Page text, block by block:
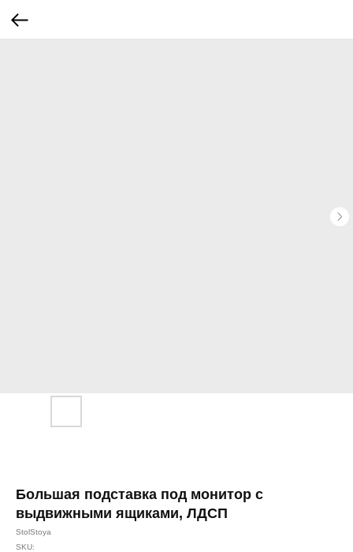
Большая подставка под монитор с
выдвижными ящиками, ЛДСП
StolStoya
SKU: